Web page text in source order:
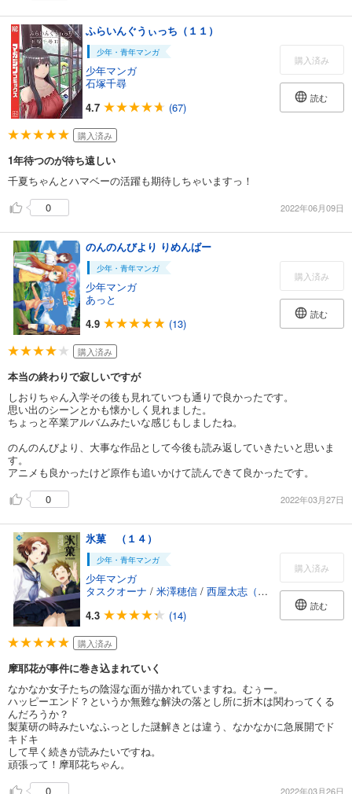
ふらいんぐうぃっち（１１）
少年・青年マンガ
少年マンガ
石塚千尋
4.7
(67)
購入済み
読む
購入済み
1年待つのが待ち遠しい
千夏ちゃんとハマベーの活躍も期待しちゃいますっ！
0
2022年06月09日
のんのんびより りめんばー
少年・青年マンガ
少年マンガ
あっと
4.9
(13)
購入済み
読む
購入済み
本当の終わりで寂しいですが
しおりちゃん入学その後も見れていつも通りで良かったです。
思い出のシーンとかも懐かしく見れました。
ちょっと卒業アルバムみたいな感じもしましたね。
のんのんびより、大事な作品として今後も読み返していきたいと思いま
す。
アニメも良かったけど原作も追いかけて読んできて良かったです。
0
2022年03月27日
氷菓 （１４）
少年・青年マンガ
少年マンガ
タスクオーナ / 米澤穂信 / 西屋太志（京都アニメーション）
4.3
(14)
購入済み
読む
購入済み
摩耶花が事件に巻き込まれていく
なかなか女子たちの陰湿な面が描かれていますね。むぅー。
ハッピーエンド？というか無難な解決の落とし所に折木は関わってくる
んだろうか？
製菓研の時みたいなふっとした謎解きとは違う、なかなかに急展開でド
キドキ
して早く続きが読みたいですね。
頑張って！摩耶花ちゃん。
0
2022年03月26日